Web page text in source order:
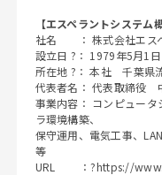
【エスペラントシステム概
社名 ： 株式会社エス
設立日 ?： 1979年5月1日
所在地 ?： 本社 千葉県
代表者名： 代表取締役
事業内容： コンピュー
ラ環境構築、
保守運用、電気工事、
等
URL ：?https://